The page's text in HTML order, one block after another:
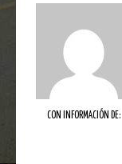
CON INFORMACIÓN DE: